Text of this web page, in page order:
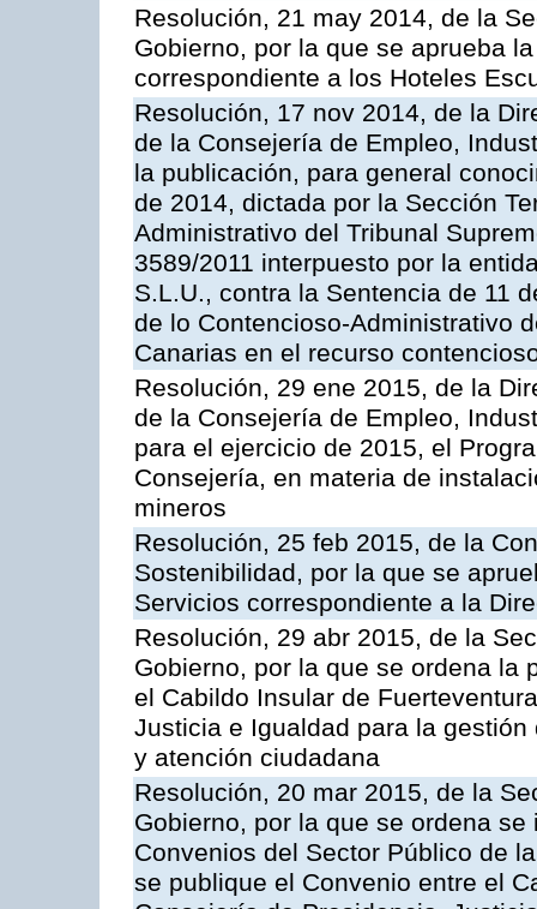
Resolución, 21 may 2014, de la
Gobierno, por la que se aprueba
correspondiente a los Hoteles
Resolución, 17 nov 2014, de la
de la Consejería de Empleo,
la publicación, para general
de 2014, dictada por la Sección
Administrativo del Tribunal
3589/2011 interpuesto por la
S.L.U., contra la Sentencia de 11
de lo Contencioso-Administrativo
Canarias en el recurso
Resolución, 29 ene 2015, de la
de la Consejería de Empleo,
para el ejercicio de 2015, el
Consejería, en materia de
mineros
Resolución, 25 feb 2015, de la
Sostenibilidad, por la que se
Servicios correspondiente a la
Resolución, 29 abr 2015, de la
Gobierno, por la que se ordena la
el Cabildo Insular de
Justicia e Igualdad para la
y atención ciudadana
Resolución, 20 mar 2015, de la
Gobierno, por la que se ordena
Convenios del Sector Público de
se publique el Convenio entre el